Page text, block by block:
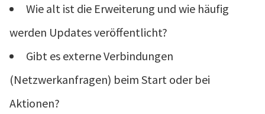
Wie alt ist die Erweiterung und wie häufig
werden Updates veröffentlicht?
Gibt es externe Verbindungen
(Netzwerkanfragen) beim Start oder bei
Aktionen?